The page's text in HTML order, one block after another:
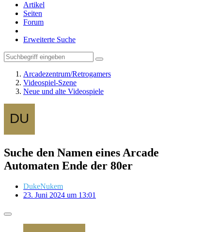
Artikel
Seiten
Forum
Erweiterte Suche
Arcadezentrum/Retrogamers
Videospiel-Szene
Neue und alte Videospiele
Suche den Namen eines Arcade
Automaten Ende der 80er
DukeNukem
23. Juni 2024 um 13:01